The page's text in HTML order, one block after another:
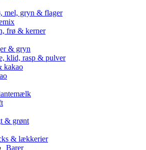
mel, gryn & flager
frø & kerner
& gryn
klid, rasp & pulver
kakao
& grønt
& lækkerier
Barer